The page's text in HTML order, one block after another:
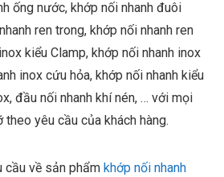
ống nước, khớp nối nhanh đuôi
ren trong, khớp nối nhanh ren
kiểu Clamp, khớp nối nhanh inox
inox cứu hỏa, khớp nối nhanh kiểu
đầu nối nhanh khí nén, … với mọi
yêu cầu của khách hàng.
cầu về sản phẩm khớp nối nhanh